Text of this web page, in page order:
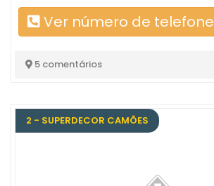
Ver número de telefone
5 comentários
2 - SUPERDECOR CAMÕES